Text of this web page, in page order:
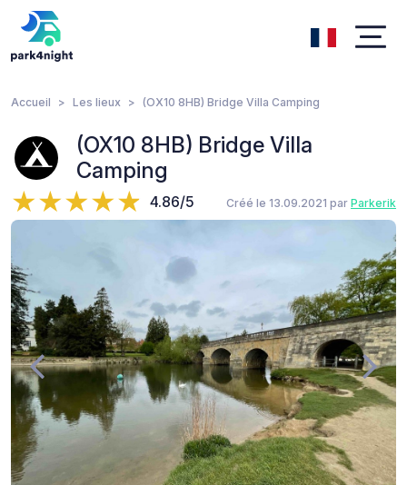
Accueil Les lieux (OX10 8HB) Bridge Villa Camping
(OX10 8HB) Bridge Villa
Camping
4.86/5 Créé le 13.09.2021 par Parkerik